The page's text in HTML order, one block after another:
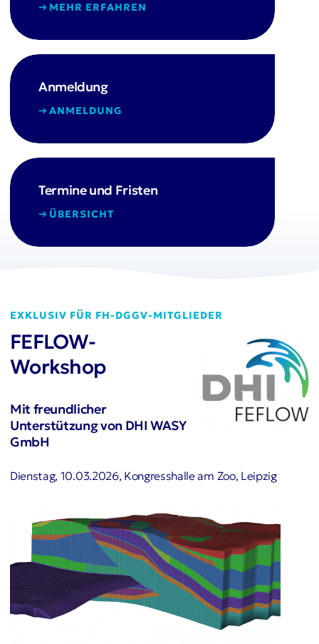
MEHR ERFAHREN
Anmeldung
ANMELDUNG
Termine und Fristen
ÜBERSICHT
EXKLUSIV FÜR FH-DGGV-MITGLIEDER
FEFLOW-
Workshop
Mit freundlicher
Unterstützung von DHI WASY
GmbH
Dienstag, 10.03.2026, Kongresshalle am Zoo, Leipzig